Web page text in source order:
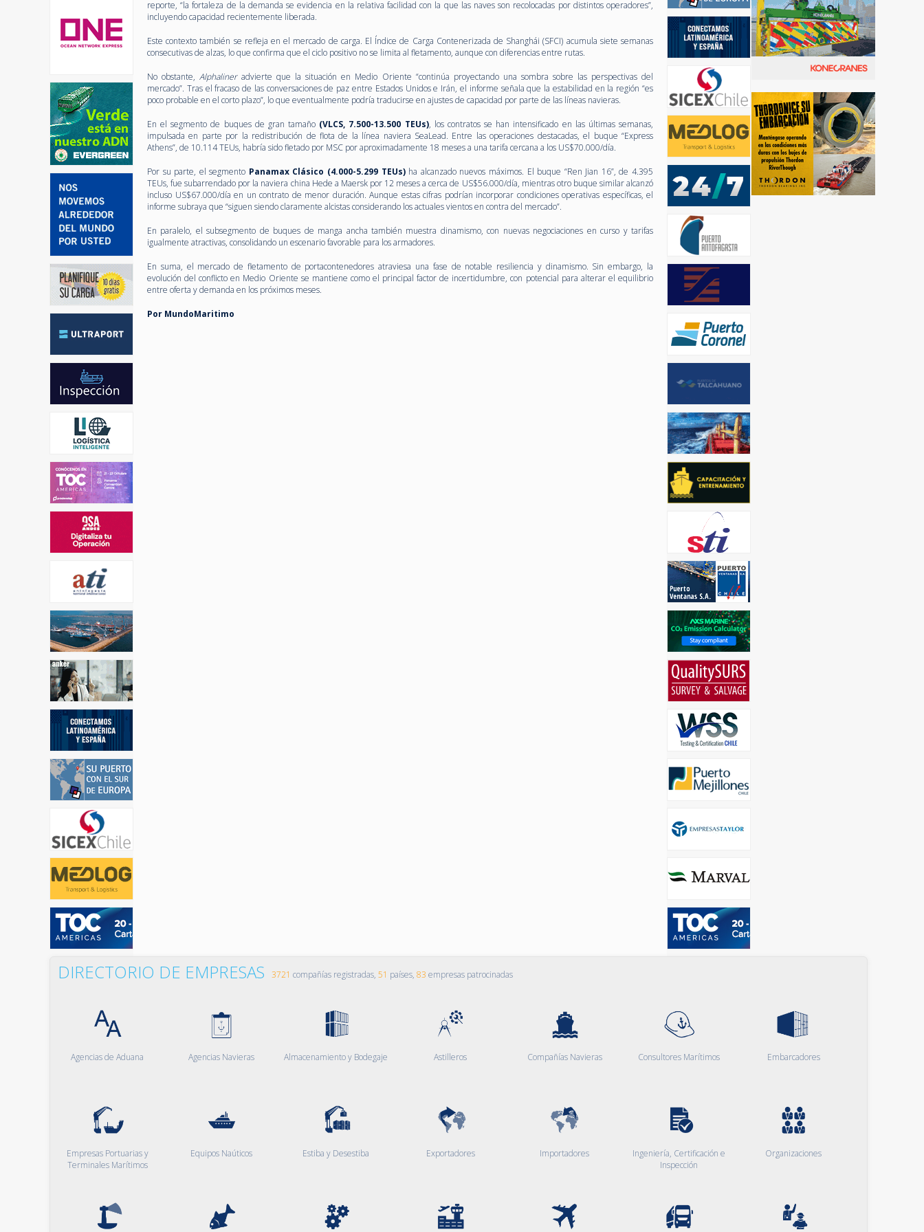
reporte, “la fortaleza de la demanda se evidencia en la relativa facilidad con la que las naves son recolocadas por distintos operadores”,
incluyendo capacidad recientemente liberada.
Este contexto también se refleja en el mercado de carga. El Índice de Carga Contenerizada de Shanghái (SFCI) acumula siete semanas
consecutivas de alzas, lo que confirma que el ciclo positivo no se limita al fletamento, aunque con diferencias entre rutas.
No obstante,Alphalineradvierte que la situación en Medio Oriente “continúa proyectando una sombra sobre las perspectivas del
mercado”. Tras el fracaso de las conversaciones de paz entre Estados Unidos e Irán, el informe señala que la estabilidad en la región “es
poco probable en el corto plazo”, lo que eventualmente podría traducirse en ajustes de capacidad por parte de las líneas navieras.
En el segmento de buques de gran tamaño (VLCS, 7.500-13.500 TEUs), los contratos se han intensificado en las últimas semanas,
impulsada en parte por la redistribución de flota de la línea naviera SeaLead. Entre las operaciones destacadas, el buque “Express
Athens”, de 10.114 TEUs, habría sido fletado por MSC por aproximadamente 18 meses a una tarifa cercana a los US$70.000/día.
Por su parte, el segmento Panamax Clásico (4.000-5.299 TEUs)ha alcanzado nuevos máximos. El buque “Ren Jian 16”, de 4.395
TEUs, fue subarrendado por la naviera china Hede a Maersk por 12 meses a cerca de US$56.000/día, mientras otro buque similar alcanzó
incluso US$67.000/día en un contrato de menor duración. Aunque estas cifras podrían incorporar condiciones operativas específicas, el
informe subraya que “siguen siendo claramente alcistas considerando los actuales vientos en contra del mercado”.
En paralelo, el subsegmento de buques de manga ancha también muestra dinamismo, con nuevas negociaciones en curso y tarifas
igualmente atractivas, consolidando un escenario favorable para los armadores.
En suma, el mercado de fletamento de portacontenedores atraviesa una fase de notable resiliencia y dinamismo. Sin embargo, la
evolución del conflicto en Medio Oriente se mantiene como el principal factor de incertidumbre, con potencial para alterar el equilibrio
entre oferta y demanda en los próximos meses.
Por MundoMaritimo
DIRECTORIO DE EMPRESAS 3721 compañías registradas, 51 países, 83 empresas patrocinadas
Agencias de Aduana Agencias Navieras Almacenamiento y Bodegaje Astilleros Compañías Navieras Consultores Marítimos Embarcadores
Empresas Portuarias y
Terminales Marítimos
Equipos Naúticos Estiba y Desestiba Exportadores Importadores
Ingeniería, Certificación e
Inspección
Organizaciones